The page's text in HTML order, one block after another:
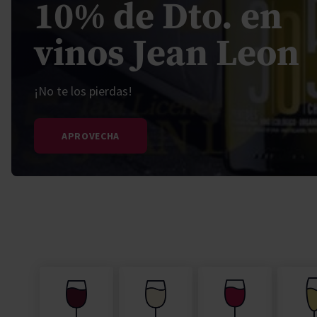
Secano interior
Moët
Pisco
Vodka
Torres
Paco y Lola
Padró & Co
Torres Brandy
Torres
10% de Dto. en
vinos Jean Leon
¡No te los pierdas!
APROVECHA